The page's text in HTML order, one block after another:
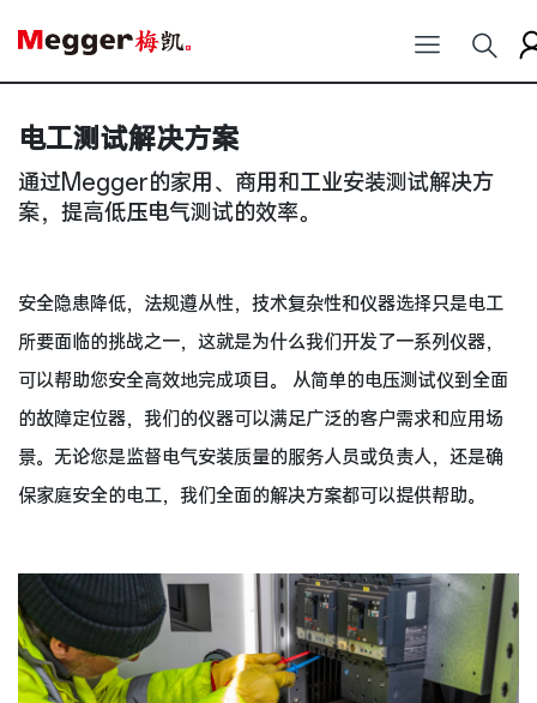
电工测试解决方案
通过Megger的家用、商用和工业安装测试解决方
案，提高低压电气测试的效率。
安全隐患降低，法规遵从性，技术复杂性和仪器选择只是电工
所要面临的挑战之一，这就是为什么我们开发了一系列仪器，
可以帮助您安全高效地完成项目。 从简单的电压测试仪到全面
的故障定位器，我们的仪器可以满足广泛的客户需求和应用场
景。无论您是监督电气安装质量的服务人员或负责人，还是确
保家庭安全的电工，我们全面的解决方案都可以提供帮助。